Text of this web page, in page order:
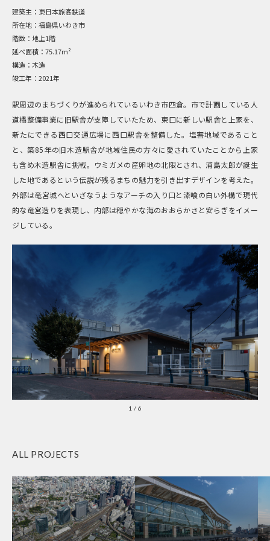
建築主： 東日本旅客鉄道
所在地： 福島県いわき市
階数： 地上1階
延べ面積： 75.17m²
構造： 木造
竣工年： 2021年
駅周辺のまちづくりが進められているいわき市四倉。市で計画している人
道橋整備事業に旧駅舎が支障していたため、東口に新しい駅舎と上家を、
新たにできる西口交通広場に西口駅舎を整備した。塩害地域であること
と、築85年の旧木造駅舎が地域住民の方々に愛されていたことから上家
も含め木造駅舎に挑戦。ウミガメの産卵地の北限とされ、浦島太郎が誕生
した地であるという伝説が残るまちの魅力を引き出すデザインを考えた。
外部は竜宮城へといざなうようなアーチの入り口と漆喰の白い外構で現代
的な竜宮造りを表現し、内部は穏やかな海のおおらかさと安らぎをイメー
ジしている。
1 / 6
ALL PROJECTS